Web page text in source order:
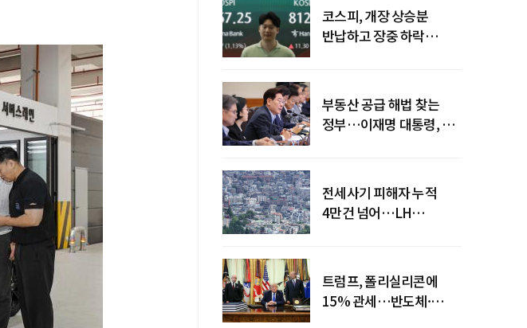
코스피, 개장 상승분
반납하고 장중 하락
부동산 공급 해법 찾는
정부…이재명 대통령, 2차
전세사기 피해자 누적
4만건 넘어…LH
트럼프, 폴리실리콘에
15% 관세…반도체·